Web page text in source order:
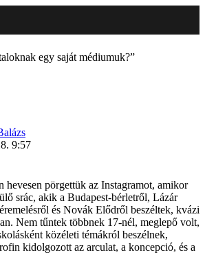
egy saját médiumuk?”
9:57
hevesen pörgettük az Instagramot, amikor
srác, akik a Budapest-bérletről, Lázár
és Novák Elődről beszéltek, kvázi
Nem tűntek többnek 17-nél, meglepő volt,
közéleti témákról beszélnek,
kidolgozott az arculat, a koncepció, és a